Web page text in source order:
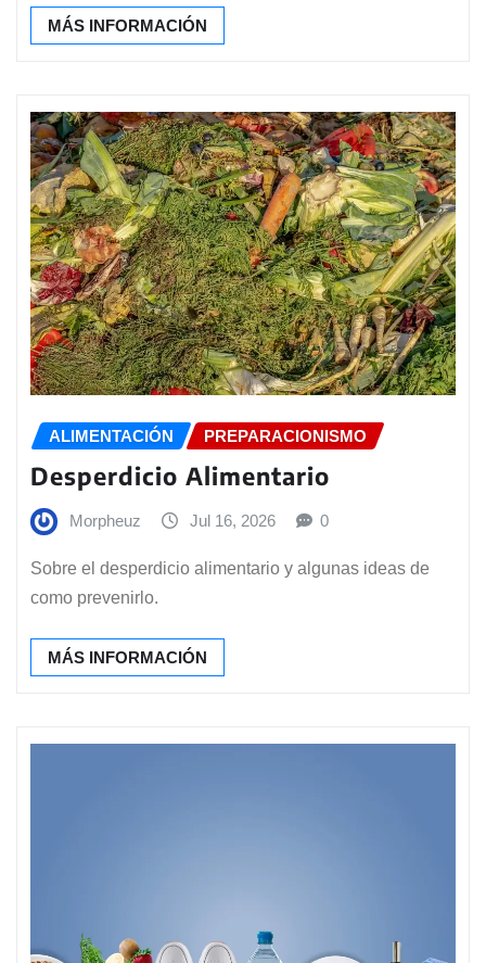
MÁS INFORMACIÓN
ALIMENTACIÓN PREPARACIONISMO
Desperdicio Alimentario
Morpheuz Jul 16, 2026 0
Sobre el desperdicio alimentario y algunas ideas de
como prevenirlo.
MÁS INFORMACIÓN